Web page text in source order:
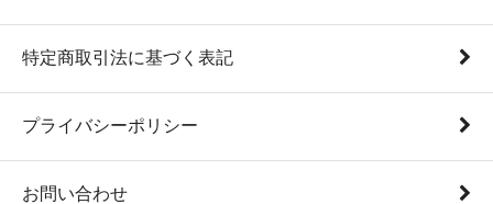
特定商取引法に基づく表記
プライバシーポリシー
お問い合わせ